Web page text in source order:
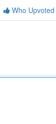
Who Upvoted